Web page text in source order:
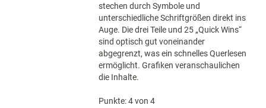
stechen durch Symbole und
unterschiedliche Schriftgrößen direkt ins
Auge. Die drei Teile und 25 „Quick Wins“
sind optisch gut voneinander
abgegrenzt, was ein schnelles Querlesen
ermöglicht. Grafiken veranschaulichen
die Inhalte.
Punkte: 4 von 4